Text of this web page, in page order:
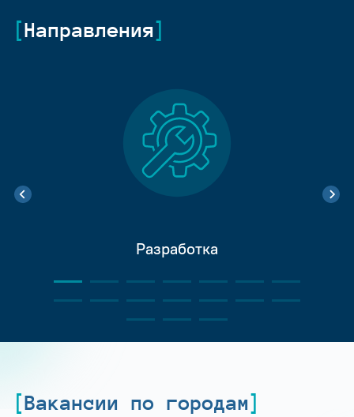
Направления
Разработка
Вакансии по городам